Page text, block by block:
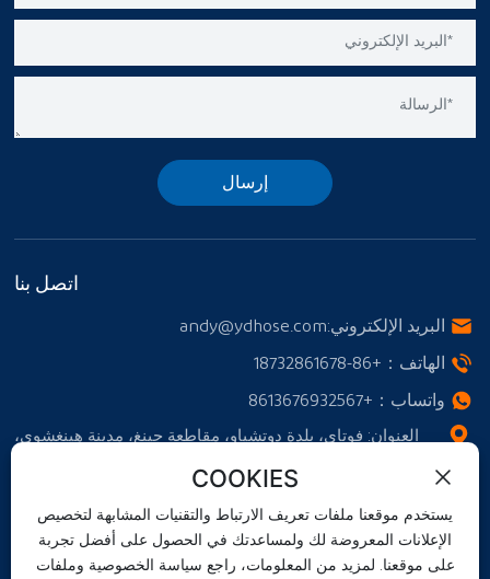
إرسال
اتصل بنا
البريد الإلكتروني:andy@ydhose.com
الهاتف： +86-18732861678
واتساب： +8613676932567
العنوان: فوتاي، بلدة دوتشياو، مقاطعة جينغ، مدينة هينغشوي،
COOKIES
يستخدم موقعنا ملفات تعريف الارتباط والتقنيات المشابهة لتخصيص
الإعلانات المعروضة لك ولمساعدتك في الحصول على أفضل تجربة
على موقعنا. لمزيد من المعلومات، راجع سياسة الخصوصية وملفات